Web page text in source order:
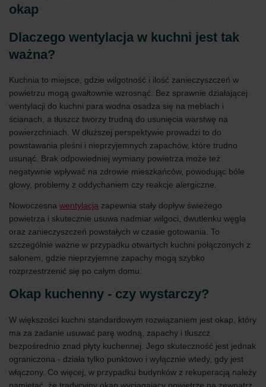
okap
Dlaczego wentylacja w kuchni jest tak
ważna?
Kuchnia to miejsce, gdzie wilgotność i ilość zanieczyszczeń w
powietrzu mogą gwałtownie wzrosnąć. Bez sprawnie działającej
wentylacji do kuchni para wodna osadza się na meblach i
ścianach, a tłuszcz tworzy trudną do usunięcia warstwę na
powierzchniach. W dłuższej perspektywie prowadzi to do
powstawania pleśni i nieprzyjemnych zapachów, które trudno
usunąć. Brak odpowiedniej wymiany powietrza może też
negatywnie wpływać na zdrowie mieszkańców, powodując bóle
głowy, problemy z oddychaniem czy reakcje alergiczne.
Nowoczesna wentylacja zapewnia stały dopływ świeżego
powietrza i skutecznie usuwa nadmiar wilgoci, dwutlenku węgla
oraz zanieczyszczeń powstałych w czasie gotowania. To
szczególnie ważne w przypadku otwartych kuchni połączonych z
salonem, gdzie nieprzyjemne zapachy mogą szybko
rozprzestrzenić się po całym domu.
Okap kuchenny - czy wystarczy?
W większości kuchni standardowym rozwiązaniem jest okap, który
ma za zadanie usuwać parę wodną, zapachy i tłuszcz
bezpośrednio znad płyty kuchennej. Jego skuteczność jest jednak
ograniczona - działa tylko punktowo i wyłącznie wtedy, gdy jest
włączony. Co więcej, w przypadku budynków z rekuperacją należy
pamiętać, że tradycyjny okap wyciągający powietrze na zewnątrz